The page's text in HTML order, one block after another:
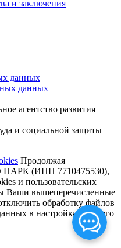
и заключения
данных
данных
агентство развития
и социальной защиты
Продолжая
НАРК (ИНН 7710475530),
и пользовательских
Ваши вышеперечисленные
обработку файлов
в настройках Вашего